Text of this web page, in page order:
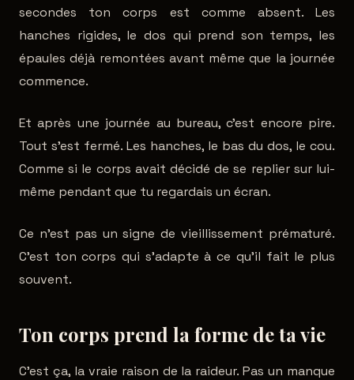
secondes ton corps est comme absent. Les
hanches rigides, le dos qui prend son temps, les
épaules déjà remontées avant même que la journée
commence.
Et après une journée au bureau, c'est encore pire.
Tout s'est fermé. Les hanches, le bas du dos, le cou.
Comme si le corps avait décidé de se replier sur lui-
même pendant que tu regardais un écran.
Ce n'est pas un signe de vieillissement prématuré.
C'est ton corps qui s'adapte à ce qu'il fait le plus
souvent.
Ton corps prend la forme de ta vie
C'est ça, la vraie raison de la raideur. Pas un manque